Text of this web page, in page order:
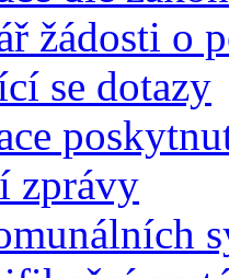
žádosti o
se dotazy
zprávy